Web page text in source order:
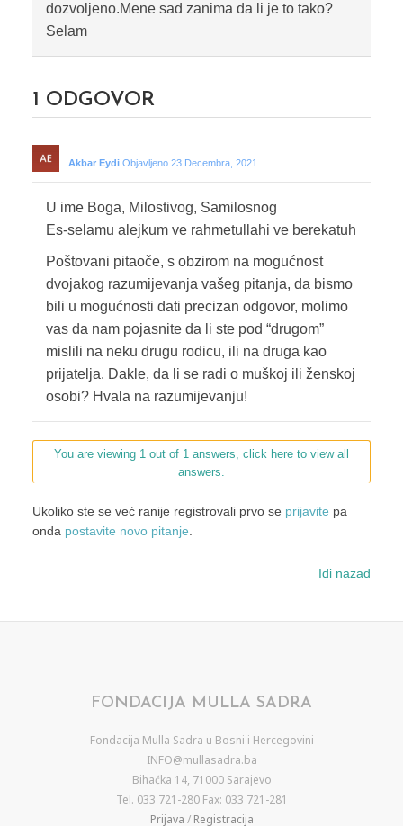
dozvoljeno.Mene sad zanima da li je to tako?
Selam
1 ODGOVOR
Akbar Eydi Objavljeno 23 Decembra, 2021
U ime Boga, Milostivog, Samilosnog
Es-selamu alejkum ve rahmetullahi ve berekatuh
Poštovani pitaoče, s obzirom na mogućnost
dvojakog razumijevanja vašeg pitanja, da bismo
bili u mogućnosti dati precizan odgovor, molimo
vas da nam pojasnite da li ste pod “drugom”
mislili na neku drugu rodicu, ili na druga kao
prijatelja. Dakle, da li se radi o muškoj ili ženskoj
osobi? Hvala na razumijevanju!
You are viewing 1 out of 1 answers, click here to view all
answers.
Ukoliko ste se već ranije registrovali prvo se prijavite pa
onda postavite novo pitanje.
Idi nazad
FONDACIJA MULLA SADRA
Fondacija Mulla Sadra u Bosni i Hercegovini
INFO@mullasadra.ba
Bihaćka 14, 71000 Sarajevo
Tel. 033 721-280 Fax: 033 721-281
Prijava / Registracija